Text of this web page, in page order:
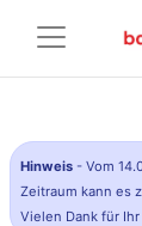
Hinweis - Vom
Zeitraum kann es
Vielen Dank für